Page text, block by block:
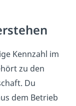
Kennzahl im
zu den
Du
dem Betrieb